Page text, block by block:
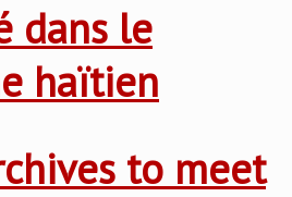
dans le
haïtien
to meet